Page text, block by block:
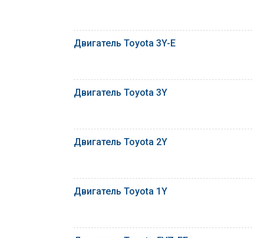
Двигатель Toyota 3Y-E
Двигатель Toyota 3Y
Двигатель Toyota 2Y
Двигатель Toyota 1Y